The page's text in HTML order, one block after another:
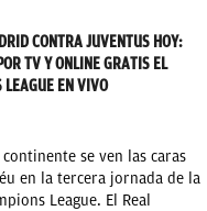
CONTRA JUVENTUS HOY:
TV Y ONLINE GRATIS EL
LEAGUE EN VIVO
se ven las caras
en la tercera jornada de la
League. El Real